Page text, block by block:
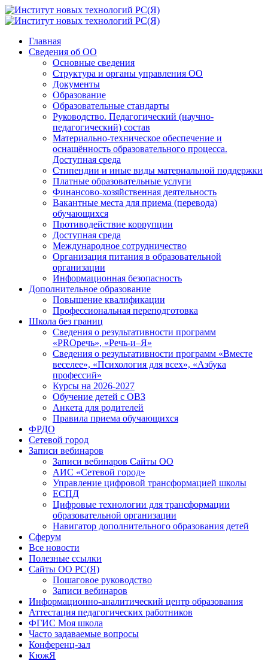
Главная
Сведения об ОО
Основные сведения
Структура и органы управления ОО
Документы
Образование
Образовательные стандарты
Руководство. Педагогический (научно-
педагогический) состав
Материально-техническое обеспечение и
оснащённость образовательного процесса.
Доступная среда
Стипендии и иные виды материальной поддержки
Платные образовательные услуги
Финансово-хозяйственная деятельность
Вакантные места для приема (перевода)
обучающихся
Противодействие коррупции
Доступная среда
Международное сотрудничество
Организация питания в образовательной
организации
Информационная безопасность
Дополнительное образование
Повышение квалификации
Профессиональная переподготовка
Школа без границ
Сведения о результативности программ
«PROречь», «Речь-и–Я»
Сведения о результативности программ «Вместе
веселее», «Психология для всех», «Азбука
профессий»
Курсы на 2026-2027
Обучение детей с ОВЗ
Анкета для родителей
Правила приема обучающихся
ФРДО
Сетевой город
Записи вебинаров
Записи вебинаров Сайты ОО
АИС «Сетевой город»
Управление цифровой трансформацией школы
ЕСПД
Цифровые технологии для трансформации
образовательной организации
Навигатор дополнительного образования детей
Сферум
Все новости
Полезные ссылки
Сайты ОО РС(Я)
Пошаговое руководство
Записи вебинаров
Информационно-аналитический центр образования
Аттестация педагогических работников
ФГИС Моя школа
Часто задаваемые вопросы
Конференц-зал
КюжЯ